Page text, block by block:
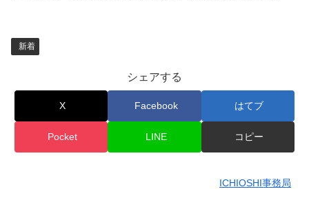
新着
シェアする
X Facebook はてブ
Pocket LINE コピー
ICHIOSHI事務局